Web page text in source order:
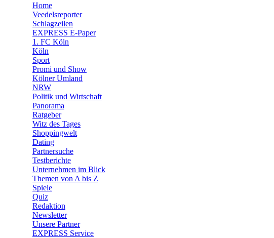
🛒 Shoppingwelt
🧩 Spiele
Home
Veedelsreporter
Schlagzeilen
EXPRESS E-Paper
1. FC Köln
Köln
Sport
Promi und Show
Kölner Umland
NRW
Politik und Wirtschaft
Panorama
Ratgeber
Witz des Tages
Shoppingwelt
Dating
Partnersuche
Testberichte
Unternehmen im Blick
Themen von A bis Z
Spiele
Quiz
Redaktion
Newsletter
Unsere Partner
EXPRESS Service